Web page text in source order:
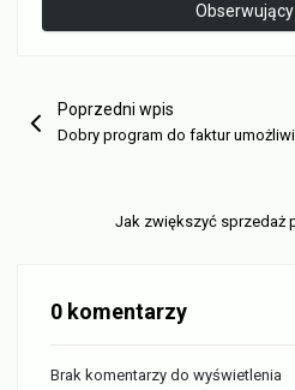
Obserwujący
Poprzedni wpis
0 komentarzy
Brak komentarzy do wyświetlenia